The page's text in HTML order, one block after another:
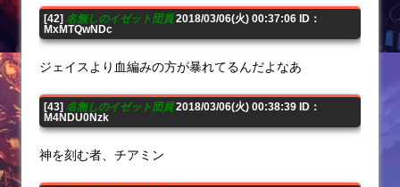
[42] 名無しのイゼット団員2018/03/06(火) 00:37:06 ID：
MxMTQwNDc
ジェイスより血編みの方が暴れてるんだよなあ
[43] 名無しのイゼット団員2018/03/06(火) 00:38:39 ID：
M4NDU0Nzk
神を刻む者、チアミン